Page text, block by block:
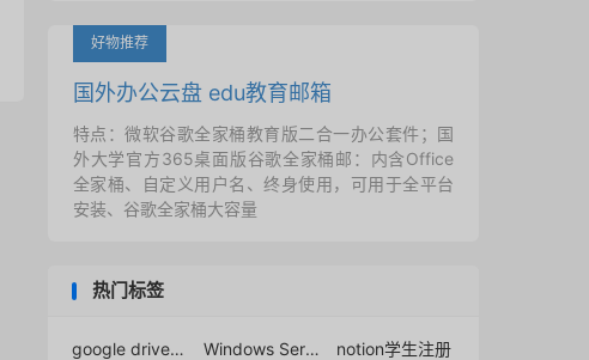
好物推荐
国外办公云盘 edu教育邮箱
特点：微软谷歌全家桶教育版二合一办公套件；国
外大学官方365桌面版谷歌全家桶邮：内含Office
全家桶、自定义用户名、终身使用，可用于全平台
安装、谷歌全家桶大容量
热门标签
google drive团队盘 Windows Server 2012
notion学生注册